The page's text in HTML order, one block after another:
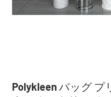
Polykleen バッグ